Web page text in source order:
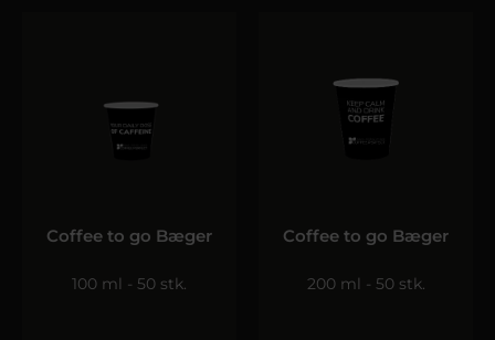
Coffee to go Bæger
100 ml - 50 stk.
Coffee to go Bæger
200 ml - 50 stk.